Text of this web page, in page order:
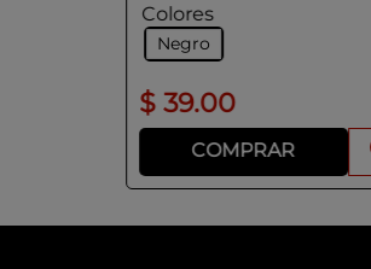
Colores
Negro
$ 39.00
COMPRAR